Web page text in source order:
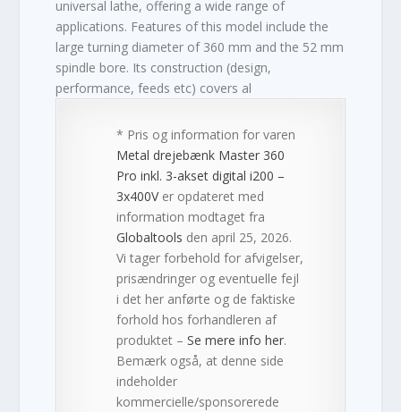
universal lathe, offering a wide range of
applications. Features of this model include the
large turning diameter of 360 mm and the 52 mm
spindle bore. Its construction (design,
performance, feeds etc) covers al
* Pris og information for varen
Metal drejebænk Master 360
Pro inkl. 3-akset digital i200 –
3x400Ver opdateret med
information modtaget fra
Globaltools den april 25, 2026.
Vi tager forbehold for afvigelser,
prisændringer og eventuelle fejl
i det her anførte og de faktiske
forhold hos forhandleren af
produktet –Se mere info her.
Bemærk også, at denne side
indeholder
kommercielle/sponsorerede